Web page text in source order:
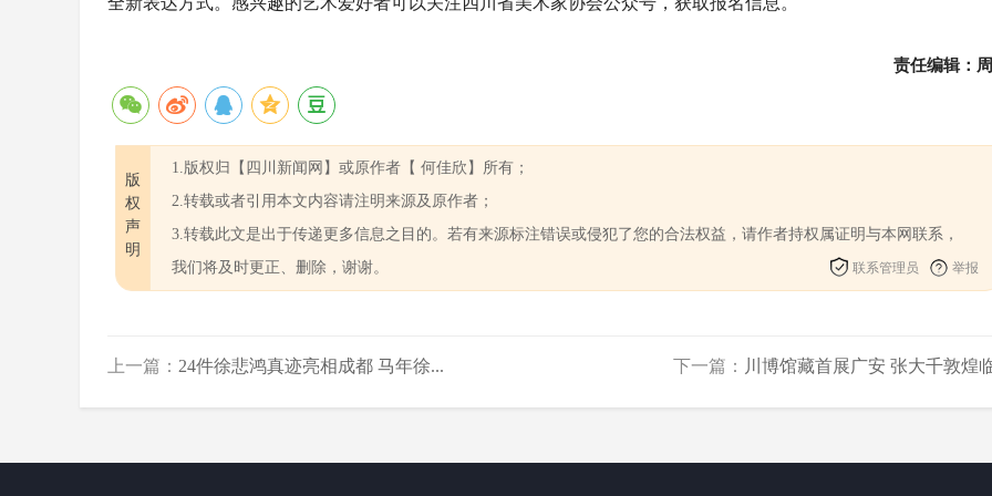
责任编辑：
版
权
声
明
1.版权归【四川新闻网】或原作者【 何佳欣】所有；
2.转载或者引用本文内容请注明来源及原作者；
3.转载此文是出于传递更多信息之目的。若有来源标注错误或侵犯了您的合法权益，请作者持权属证明与本网联系，
我们将及时更正、删除，谢谢。
联系管理员 举报
上一篇： 24件徐悲鸿真迹亮相成都 马年徐... 下一篇： 川博馆藏首展广安 张大千敦煌